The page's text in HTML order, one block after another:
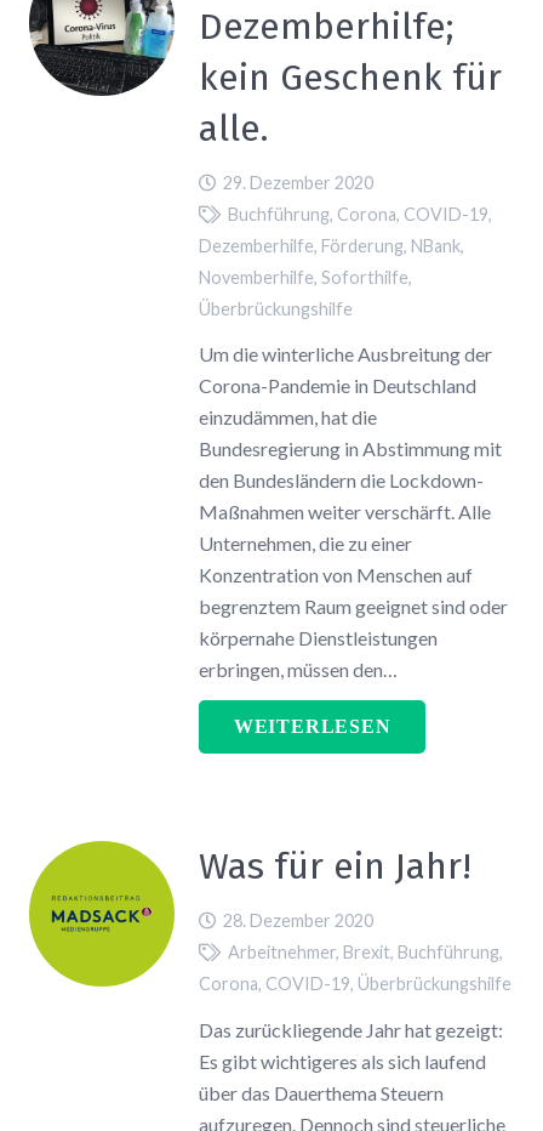
Dezemberhilfe;
kein Geschenk für
alle.
29. Dezember 2020
Buchführung, Corona, COVID-19,
Dezemberhilfe, Förderung, NBank,
Novemberhilfe, Soforthilfe,
Überbrückungshilfe
Um die winterliche Ausbreitung der
Corona-Pandemie in Deutschland
einzudämmen, hat die
Bundesregierung in Abstimmung mit
den Bundesländern die Lockdown-
Maßnahmen weiter verschärft. Alle
Unternehmen, die zu einer
Konzentration von Menschen auf
begrenztem Raum geeignet sind oder
körpernahe Dienstleistungen
erbringen, müssen den…
WEITERLESEN
Was für ein Jahr!
28. Dezember 2020
Arbeitnehmer, Brexit, Buchführung,
Corona, COVID-19, Überbrückungshilfe
Das zurückliegende Jahr hat gezeigt:
Es gibt wichtigeres als sich laufend
über das Dauerthema Steuern
aufzuregen. Dennoch sind steuerliche